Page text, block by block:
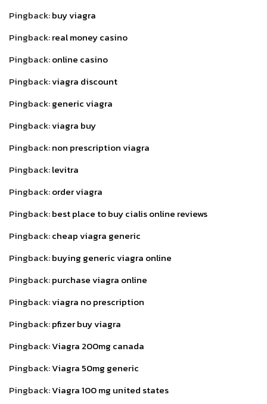
Pingback:buy viagra
Pingback:real money casino
Pingback:online casino
Pingback:viagra discount
Pingback:generic viagra
Pingback:viagra buy
Pingback:non prescription viagra
Pingback:levitra
Pingback:order viagra
Pingback:best place to buy cialis online reviews
Pingback:cheap viagra generic
Pingback:buying generic viagra online
Pingback:purchase viagra online
Pingback:viagra no prescription
Pingback:pfizer buy viagra
Pingback:Viagra 200mg canada
Pingback:Viagra 50mg generic
Pingback:Viagra 100 mg united states